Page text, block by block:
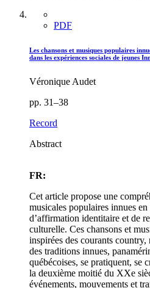
PDF
Les chansons et musiques populaires
dans les expériences sociales de jeunes
Véronique Audet
pp. 31–38
Record
Abstract
FR:
Cet article propose une
musicales populaires innues
d’affirmation identitaire et de
culturelle. Ces chansons et
inspirées des courants
des traditions innues,
québécoises, se pratiquent, se
la deuxième moitié du XXe
événements, mouvements et